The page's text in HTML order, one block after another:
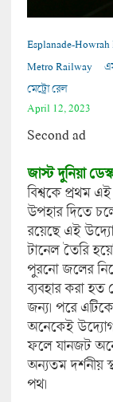
Esplanade-
Metro Railway
মেট্রো রেল
April 12, 2023
Second ad
জাস্ট দুনিয়া
বিশ্বকে প্রথম
উপহার দিতে
রয়েছে এই
টানেল তৈরি
পুরনো জলের
ব্যবহার করা হত
জন্য। পরে
অনেকেই উদ্যোগ
ফলে যানজট
অন্যতম দর্শনীয়
পথ।